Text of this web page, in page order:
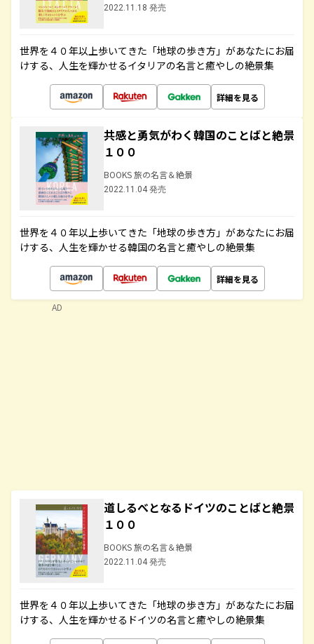
2022.11.18 発売
世界を４０年以上歩いてきた「地球の歩き方」があなたにお届
けする、人生を輝かせるイタリアの名言と癒やしの絶景集
詳細を見る
共感と勇気がわく韓国のことばと絶景
１００
BOOKS 旅の名言＆絶景
2022.11.04 発売
世界を４０年以上歩いてきた「地球の歩き方」があなたにお届
けする、人生を輝かせる韓国の名言と癒やしの絶景集
詳細を見る
道しるべとなるドイツのことばと絶景
１００
BOOKS 旅の名言＆絶景
2022.11.04 発売
世界を４０年以上歩いてきた「地球の歩き方」があなたにお届
けする、人生を輝かせるドイツの名言と癒やしの絶景集
AD